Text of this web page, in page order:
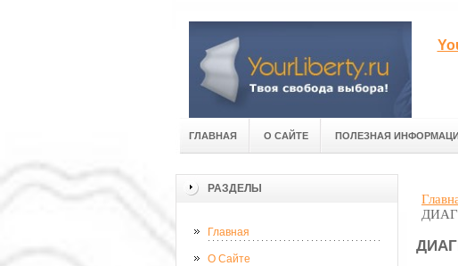
ГЛАВНАЯ О САЙТЕ ПОЛЕЗНАЯ
РАЗДЕЛЫ
Главная
О Сайте